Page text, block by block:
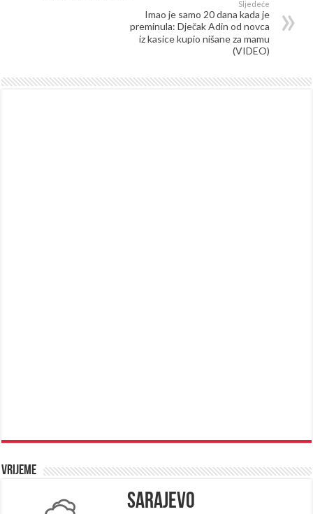
Sljedeće
Imao je samo 20 dana kada je
preminula: Dječak Adin od novca
iz kasice kupio nišane za mamu
(VIDEO)
Vrijeme
Sarajevo